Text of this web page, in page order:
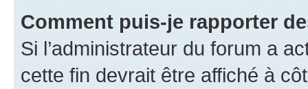
Comment puis-je rapporter
Si l’administrateur du forum a
cette fin devrait être affiché à